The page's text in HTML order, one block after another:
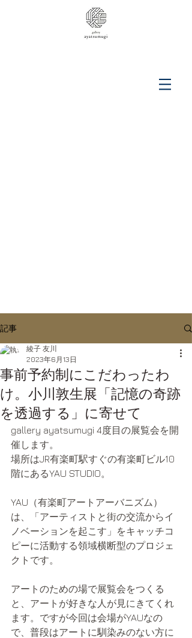
記事
事前予約制にこだわったわ
け。小川敦生展「記憶の奇跡
を透過する」に寄せて
綾子 友川
2023年6月13日
gallery ayatsumugi 4度目の展覧会を開
催します。
場所はJR有楽町駅すぐの有楽町ビル10
階にあるYAU STUDIO。
YAU（有楽町アートアーバニズム）
は、「アーティストと街の交流からイ
ノベーションを起こす」をキャッチコ
ピーに活動する領域横断型のプロジェ
クトです。
アートのための場で展覧会をつくる
と、アートが好きな人が見にきてくれ
ます。ですが今回は会場がYAUなの
で、普段はアートに馴染みのない方に